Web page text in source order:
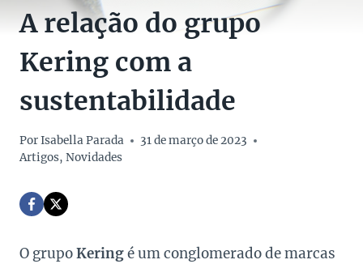
A relação do grupo
Kering com a
sustentabilidade
PorIsabella Parada
31 de março de 2023
Artigos, Novidades
O grupoKeringé um conglomerado de marcas